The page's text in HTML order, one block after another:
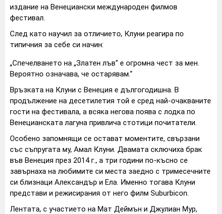
издание на Венециански международен филмов
фестивал.
След като научил за отличието, Клуни реагира по
типичния за себе си начин:
„Спечелването на „Златен лъв“ е огромна чест за мен.
Вероятно означава, че остарявам.“
Връзката на Клуни с Венеция е дългогодишна. В
продължение на десетилетия той е сред най-очакваните
гости на фестивала, а всяка негова поява с лодка по
Венецианската лагуна привлича стотици почитатели.
Особено запомнящи се остават моментите, свързани
със съпругата му, Амал Клуни. Двамата сключиха брак
във Венеция през 2014 г., а три години по-късно се
завърнаха на любимите си места заедно с тримесечните
си близнаци Александър и Ела. Именно тогава Клуни
представи и режисирания от него филм Suburbicon.
Лентата, с участието на Мат Деймън и Джулиан Мур,